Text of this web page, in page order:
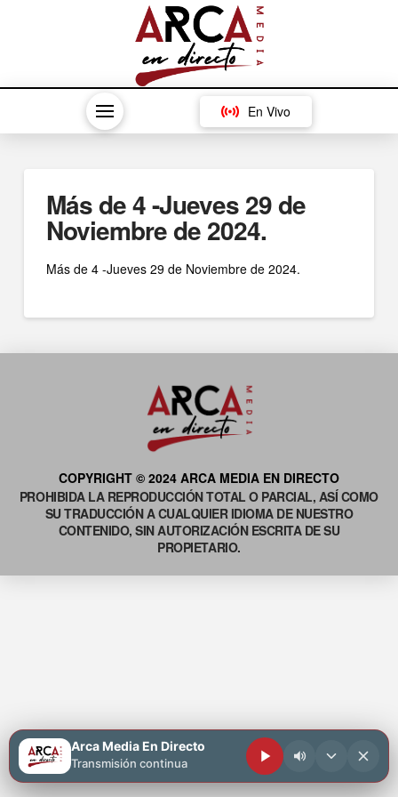
En Vivo
Más de 4 -Jueves 29 de
Noviembre de 2024.
Más de 4 -Jueves 29 de Noviembre de 2024.
COPYRIGHT © 2024 ARCA MEDIA EN DIRECTO
PROHIBIDA LA REPRODUCCIÓN TOTAL O PARCIAL, ASÍ COMO
SU TRADUCCIÓN A CUALQUIER IDIOMA DE NUESTRO
CONTENIDO, SIN AUTORIZACIÓN ESCRITA DE SU
PROPIETARIO.
Arca Media En Directo
Transmisión continua